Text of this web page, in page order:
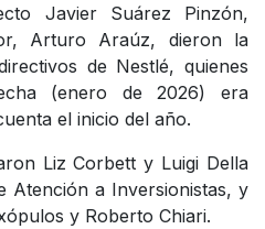
Javier Suárez Pinzón,
Arturo Araúz, dieron la
de Nestlé, quienes
(enero de 2026) era
el inicio del año.
Liz Corbett y Luigi Della
Atención a Inversionistas, y
y Roberto Chiari.